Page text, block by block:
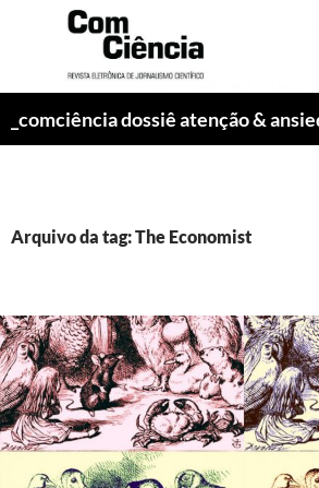
_comciência dossiê atenção &
Arquivo da tag: The Economist